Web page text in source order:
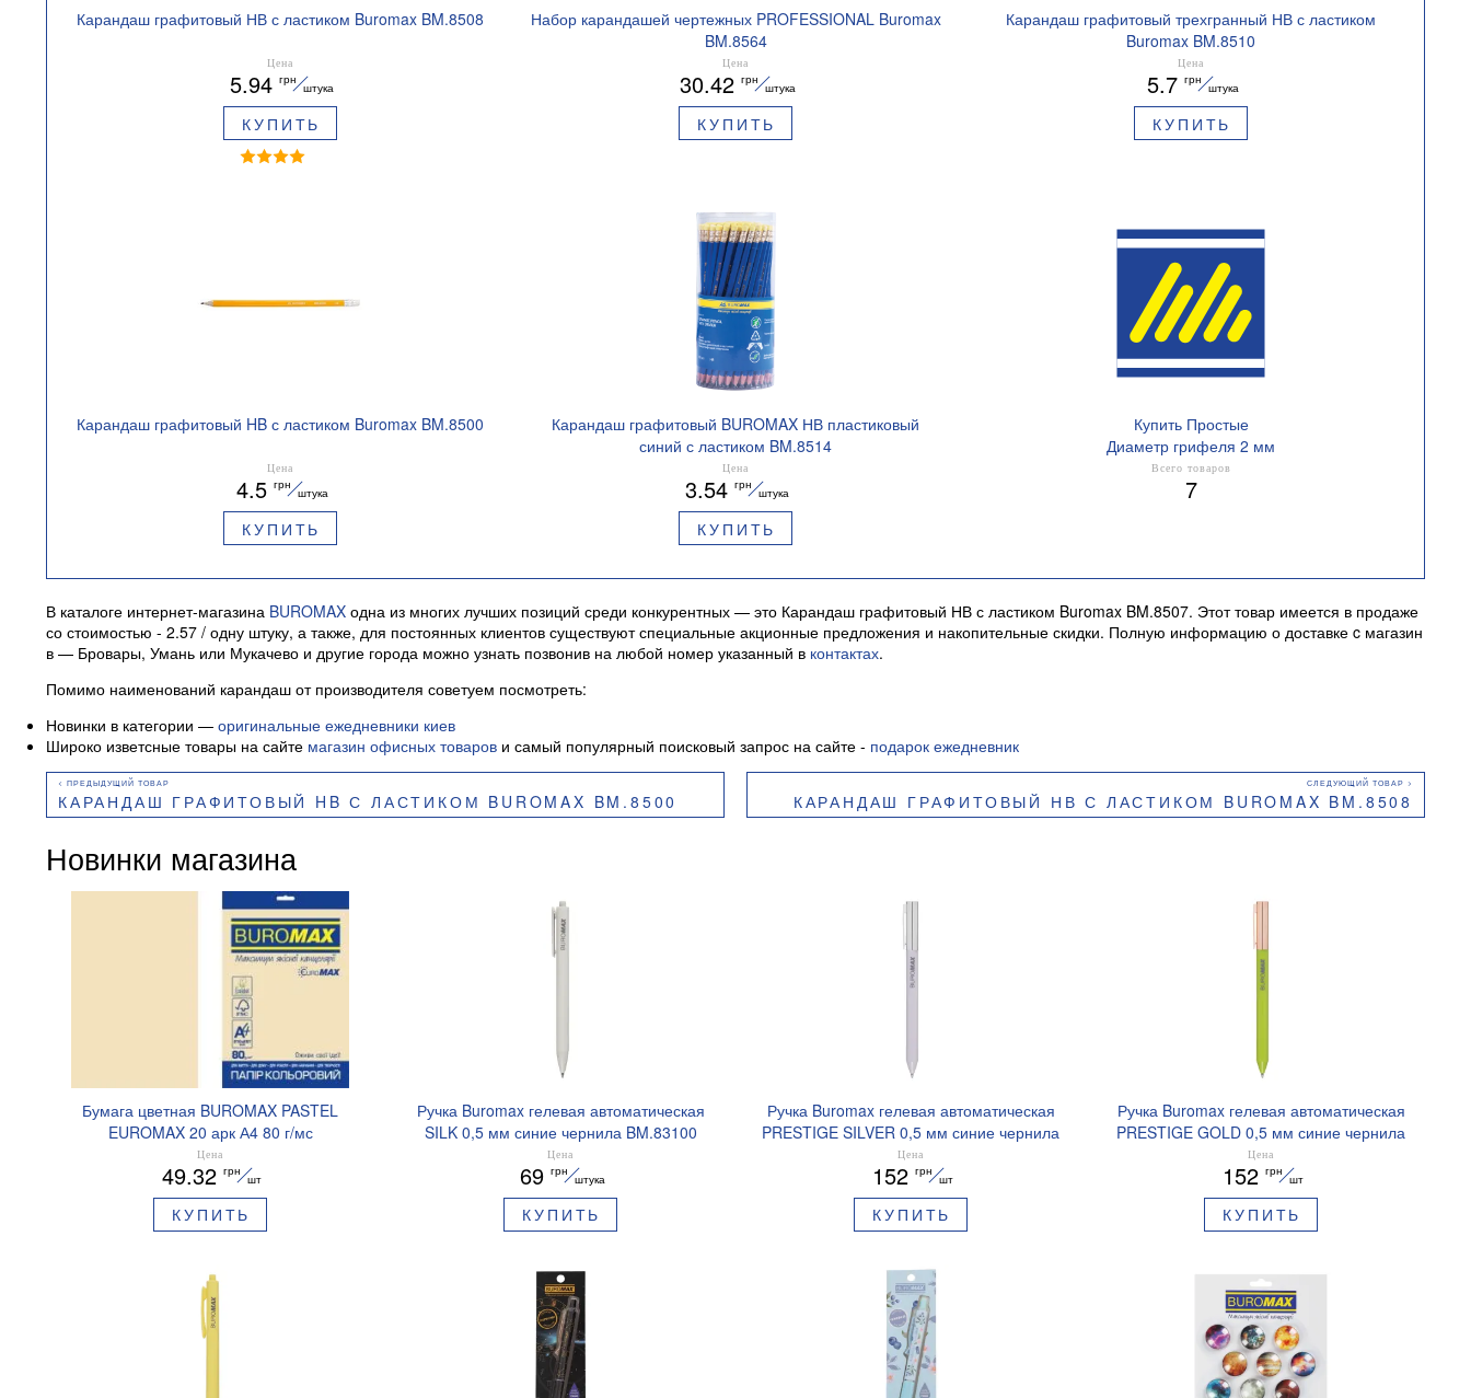
Карандаш графитовый НВ с ластиком Buromax BM.8508
Цена
5.94 грн
штука
КУПИТЬ
Набор карандашей чертежных PROFESSIONAL Buromax
BM.8564
Цена
30.42 грн
штука
КУПИТЬ
Карандаш графитовый трехгранный НВ с ластиком
Buromax BM.8510
Цена
5.7 грн
штука
КУПИТЬ
Карандаш графитовый HB с ластиком Buromax BM.8500
Цена
4.5 грн
штука
КУПИТЬ
Карандаш графитовый BUROMAX НВ пластиковый
синий с ластиком BM.8514
Цена
3.54 грн
штука
КУПИТЬ
Купить Простые
Диаметр грифеля 2 мм
Всего товаров
7
В каталоге интернет-магазина BUROMAX одна из многих лучших позиций среди конкурентных — это Карандаш графитовый НВ с ластиком Buromax BM.8507. Этот товар имеется в продаже
со стоимостью - 2.57 / одну штуку, а также, для постоянных клиентов существуют специальные акционные предложения и накопительные скидки. Полную информацию о доставке c магазин
в — Бровары, Умань или Мукачево и другие города можно узнать позвонив на любой номер указанный в контактах.
Помимо наименований карандаш от производителя советуем посмотреть:
Новинки в категории — оригинальные ежедневники киев
Широко изветсные товары на сайте магазин офисных товаров и самый популярный поисковый запрос на сайте - подарок ежедневник
КАРАНДАШ ГРАФИТОВЫЙ HB С ЛАСТИКОМ BUROMAX BM.8500 КАРАНДАШ ГРАФИТОВЫЙ НВ С ЛАСТИКОМ BUROMAX BM.8508
Новинки магазина
Бумага цветная BUROMAX PASTEL
EUROMAX 20 арк А4 80 г/мс
BM.2721220E-08
Цена
49.32 грн
шт
КУПИТЬ
Ручка Buromax гелевая автоматическая
SILK 0,5 мм синие чернила BM.83100
Цена
69 грн
штука
КУПИТЬ
Ручка Buromax гелевая автоматическая
PRESTIGE SILVER 0,5 мм синие чернила
BM.83102
Цена
152 грн
шт
КУПИТЬ
Ручка Buromax гелевая автоматическая
PRESTIGE GOLD 0,5 мм синие чернила
BM.83101
Цена
152 грн
шт
КУПИТЬ